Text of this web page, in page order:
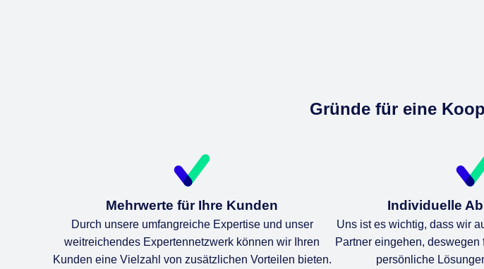
Gründe für eine
Mehrwerte für Ihre Kunden
Durch unsere umfangreiche Expertise und unser
weitreichendes Expertennetzwerk können wir Ihren
Kunden eine Vielzahl von zusätzlichen Vorteilen bieten.
Individuelle
Uns ist es wichtig, dass wir
Partner eingehen,
persönliche